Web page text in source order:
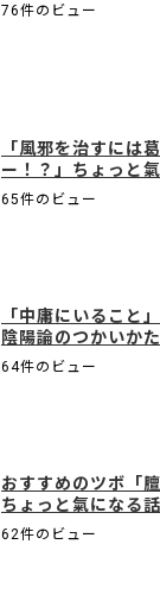
76件のビュー
「風邪を治すには
ー！？」ちょっと
65件のビュー
「中庸にいること
陰陽論のつかいかた
64件のビュー
おすすめのツボ「
ちょっと氣になる
62件のビュー